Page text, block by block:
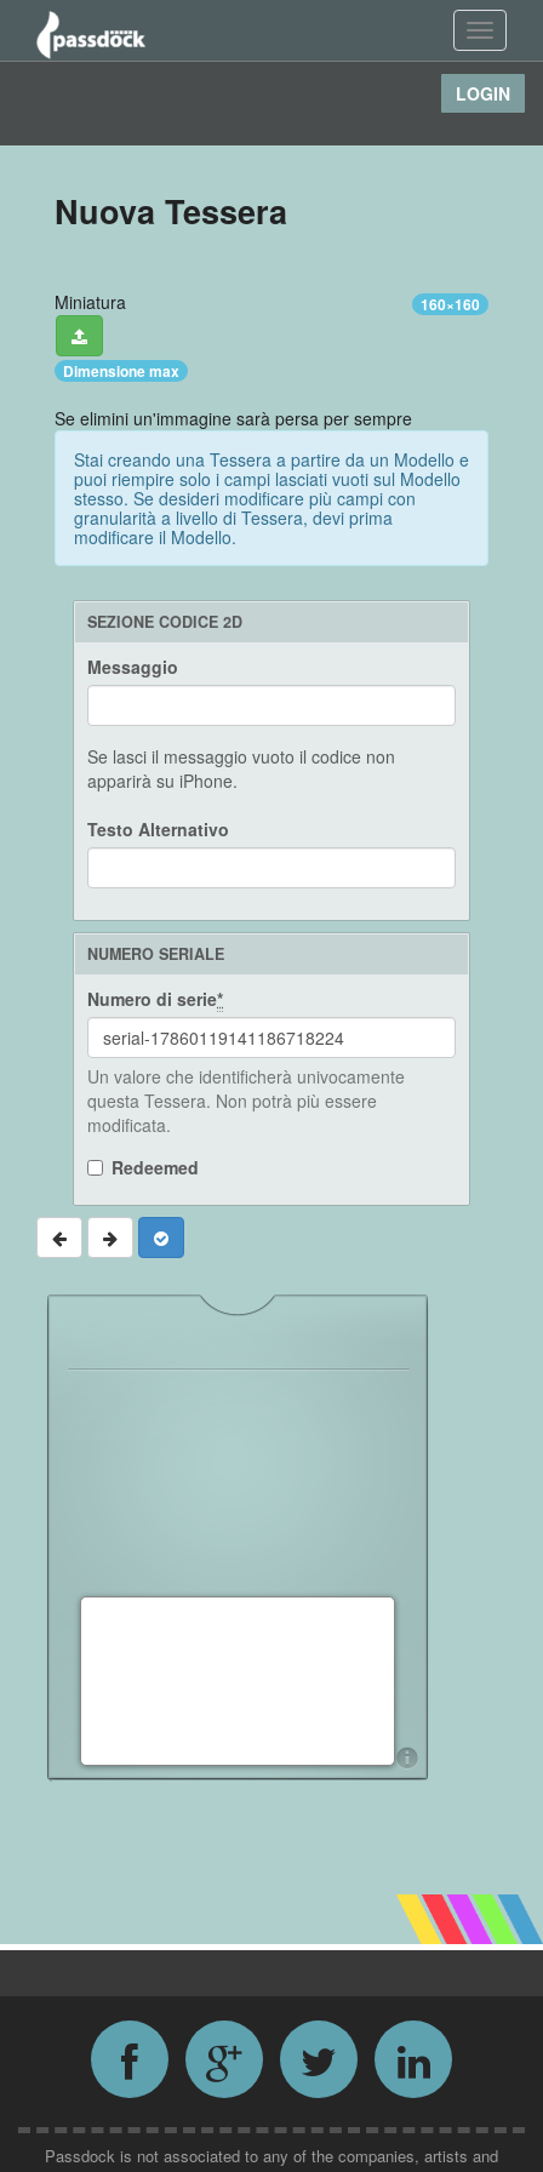
Toggle
LOGIN
Nuova Tessera
Miniatura 160×160
Dimensione max
Se elimini un'immagine sarà persa per sempre
Stai creando una Tessera a partire da un Modello e
puoi riempire solo i campi lasciati vuoti sul Modello
stesso. Se desideri modificare più campi con
granularità a livello di Tessera, devi prima
modificare il Modello.
SEZIONE CODICE 2D
Messaggio
Se lasci il messaggio vuoto il codice non
apparirà su iPhone.
Testo Alternativo
NUMERO SERIALE
Numero di serie*
Un valore che identificherà univocamente
questa Tessera. Non potrà più essere
modificata.
Redeemed
Passdock is not associated to any of the companies, artists and